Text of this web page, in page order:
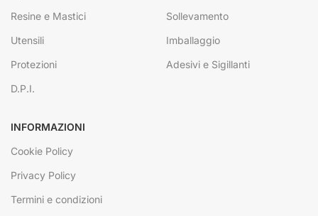
Resine e Mastici
Utensili
Protezioni
D.P.I.
Sollevamento
Imballaggio
Adesivi e Sigillanti
INFORMAZIONI
Cookie Policy
Privacy Policy
Termini e condizioni